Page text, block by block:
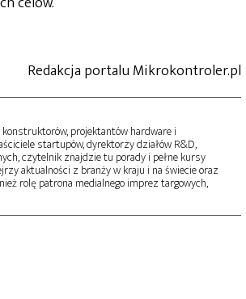
Redakcja portalu Mikrokontroler.pl
projektantów hardware i
startupów, dyrektorzy działów R&D,
czytelnik znajdzie tu porady i pełne kursy
aktualności z branży w kraju i na świecie oraz
rolę patrona medialnego imprez targowych,